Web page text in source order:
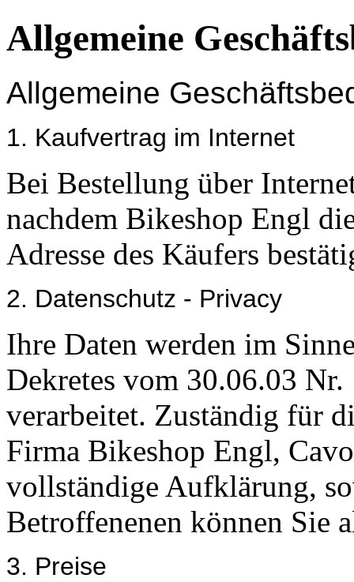
Allgemeine
Allgemeine
1. Kaufvertrag im Internet
Bei Bestellung über
nachdem Bikeshop Engl
Adresse des Käufers
2. Datenschutz - Privacy
Ihre Daten werden im
Dekretes vom 30.06.03
verarbeitet. Zuständig für
Firma Bikeshop Engl,
vollständige Aufklärung,
Betroffenenen können Sie
3. Preise